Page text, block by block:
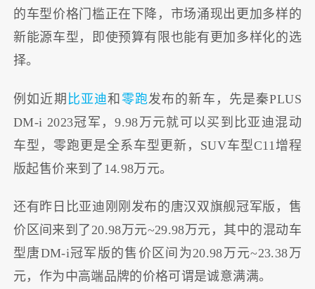
的车型价格门槛正在下降，市场涌现出更加多样的
新能源车型，即使预算有限也能有更加多样化的选
择。
例如近期 比亚迪和 零跑发布的新车，先是秦PLUS
DM-i 2023冠军，9.98万元就可以买到比亚迪混动
车型，零跑更是全系车型更新，SUV车型C11增程
版起售价来到了14.98万元。
还有昨日比亚迪刚刚发布的唐汉双旗舰冠军版，售
价区间来到了20.98万元~29.98万元，其中的混动车
型唐DM-i冠军版的售价区间为20.98万元~23.38万
元，作为中高端品牌的价格可谓是诚意满满。